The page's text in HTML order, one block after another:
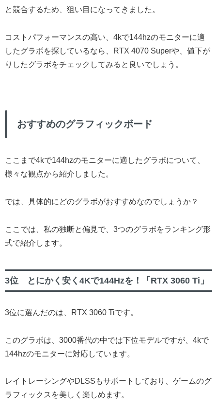
と競合するため、狙い目になってきました。
コストパフォーマンスの高い、4kで144hzのモニターに適
したグラボを探しているなら、RTX 4070 Superや、値下が
りしたグラボをチェックしてみると良いでしょう。
おすすめのグラフィックボード
ここまで4kで144hzのモニターに適したグラボについて、
様々な観点から紹介しました。
では、具体的にどのグラボがおすすめなのでしょうか？
ここでは、私の独断と偏見で、3つのグラボをランキング形
式で紹介します。
3位 とにかく安く4Kで144Hzを！「RTX 3060 Ti」
3位に選んだのは、RTX 3060 Tiです。
このグラボは、3000番代の中では下位モデルですが、4kで
144hzのモニターに対応しています。
レイトレーシングやDLSSもサポートしており、ゲームのグ
ラフィックスを美しく楽しめます。